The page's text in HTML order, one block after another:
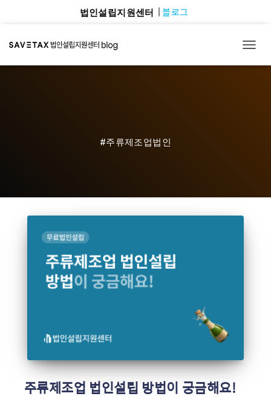
법인설립지원센터 블로그
#주류제조업법인
주류제조업 법인설립 방법이 궁금해요!